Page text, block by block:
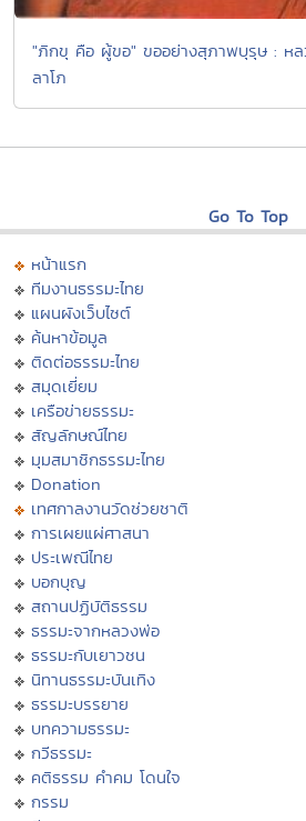
"ภิกขุ คือ ผู้ขอ" ขออย่างสุภาพบุรุษ : ห
ลาโภ
Go To Top
หน้าแรก
ทีมงานธรรมะไทย
แผนผังเว็บไซต์
ค้นหาข้อมูล
ติดต่อธรรมะไทย
สมุดเยี่ยม
เครือข่ายธรรมะ
สัญลักษณ์ไทย
มุมสมาชิกธรรมะไทย
Donation
เทศกาลงานวัดช่วยชาติ
การเผยแผ่ศาสนา
ประเพณีไทย
บอกบุญ
สถานปฏิบัติธรรม
ธรรมะจากหลวงพ่อ
ธรรมะกับเยาวชน
นิทานธรรมะบันเทิง
ธรรมะบรรยาย
บทความธรรมะ
กวีธรรมะ
คติธรรม คำคม โดนใจ
กรรม